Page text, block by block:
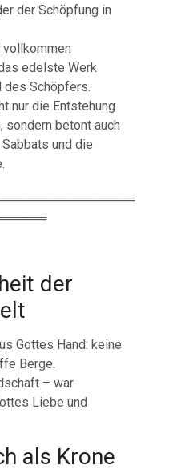
der Schöpfung in
vollkommen
edelste Werk
Schöpfers.
nur die Entstehung
sondern betont auch
und die
der
Gottes Hand: keine
Berge.
– war
Liebe und
als Krone